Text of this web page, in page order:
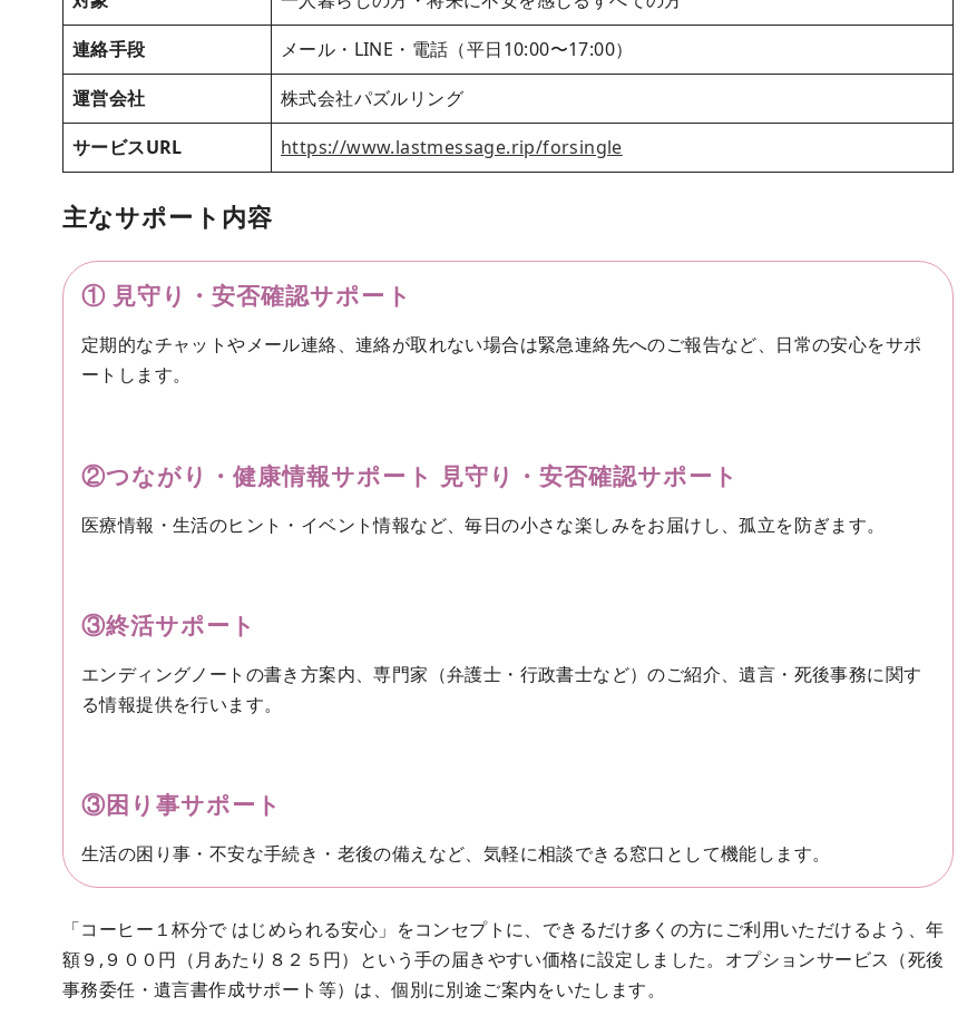
連絡手段
メール・LINE・電話（平日10:00〜17:00）
運営会社
株式会社パズルリング
サービスURL
https://www.lastmessage.rip/forsingle
主なサポート内容
① 見守り・安否確認サポート
定期的なチャットやメール連絡、連絡が取れない場合は緊急連絡先へのご報告など、日常の安心をサポ
ートします。
②つながり・健康情報サポート 見守り・安否確認サポート
医療情報・生活のヒント・イベント情報など、毎日の小さな楽しみをお届けし、孤立を防ぎます。
③終活サポート
エンディングノートの書き方案内、専門家（弁護士・行政書士など）のご紹介、遺言・死後事務に関す
る情報提供を行います。
③困り事サポート
生活の困り事・不安な手続き・老後の備えなど、気軽に相談できる窓口として機能します。
「コーヒー１杯分で はじめられる安心」をコンセプトに、できるだけ多くの方にご利用いただけるよう、年
額９,９００円（月あたり８２５円）という手の届きやすい価格に設定しました。オプションサービス（死後
事務委任・遺言書作成サポート等）は、個別に別途ご案内をいたします。